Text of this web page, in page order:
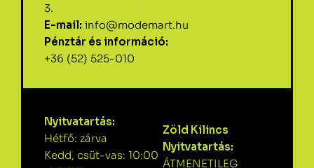
3.
E-mail: info@modemart.hu
Pénztár és információ:
+36 (52) 525-010
Nyitvatartás:
Hétfő: zárva
Kedd, csüt-vas: 10:00
Zöld Kilincs
Nyitvatartás:
ÁTMENETILEG